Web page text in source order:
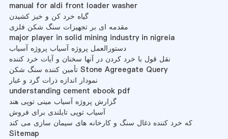
manual for aldi front loader washer
گیاه خرد کن و خیز کشیدن
مقدمه ای بر تجهیزات سنگ شکن فلزی
major player in solid mining industry in nigreia
دستورالعمل پروژه آسیاب پروژه آسیاب
نقل قول با خرد کردن در آنها سخنان و آیات خرد کننده
تأمین کننده سنگ شکن Stone Agreegate Query
نمودار اندازه ذرات گرد و غبار
understanding cement ebook pdf
گزارش پروژه آسیاب مینی توپی هند
آسیاب توپی تایلندی برای فروش
که خرد کننده ذغال سنگ و کارخانه های سیمان سازی می کند
Sitemap